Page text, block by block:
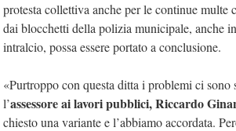
protesta collettiva anche per le continue multe
dai blocchetti della polizia municipale, anche
intralcio, possa essere portato a conclusione.
«Purtroppo con questa ditta i problemi ci sono
l’assessore ai lavori pubblici, Riccardo
chiesto una variante e l’abbiamo accordata.